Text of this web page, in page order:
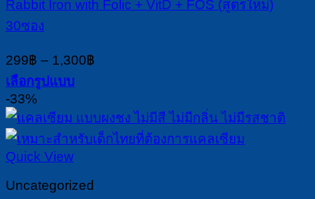
chosen
on
the
page
Rabbit Iron with Folic + VitD + FOS (สูตรใหม่)
30ซอง
299฿ – 1,300฿
through
1,300฿
เลือกรูปแบบ
This
product
has
multiple
variants.
options
-33%
Quick View
Uncategorized